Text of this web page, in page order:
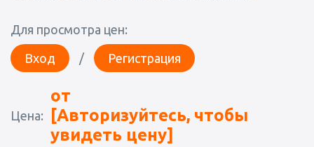
Для просмотра цен:
Вход / Регистрация
Цена:
от
[Авторизуйтесь, чтобы
увидеть цену]